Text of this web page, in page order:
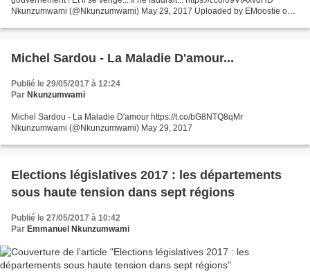
Nkunzumwami (@Nkunzumwami) May 29, 2017 Uploaded by EMoostie on
Michel Sardou - La Maladie D'amour...
Publié le 29/05/2017 à 12:24
Par Nkunzumwami
Michel Sardou - La Maladie D'amour https://t.co/bG8NTQ8qMr
Nkunzumwami (@Nkunzumwami) May 29, 2017
Elections législatives 2017 : les départements
sous haute tension dans sept régions
Publié le 27/05/2017 à 10:42
Par Emmanuel Nkunzumwami